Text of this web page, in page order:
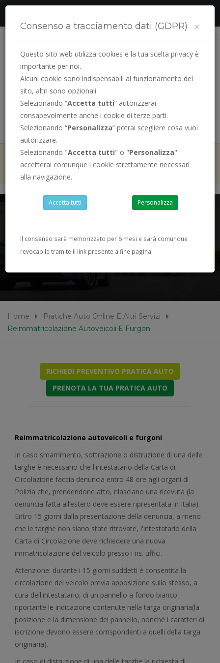
PRENOTA LA TUA
PRATICA AUTO
ad Agosto siamo sempre aperti
esclusione del sabato
PRATICHE AUTO ONLINE E
ALTRI SERVIZI
Home
Pratiche Auto Online E Altri Servizi
Reimmatricolazione Autoveicoli E Furgoni
RICHIEDI PREVENTIVO PRATICA AUTO
PRENOTA LA TUA PRATICA AUTO
Reimmatricolazione autoveicoli e furgoni
In caso smarrimento, sottrazione o distruzione di una delle
targhe è necessario che l'intestatario della Carta di
Circolazione faccia denuncia entro 48 ore agli organi di
Polizia che, prendendone atto, rilasciano una ricevuta (la
denuncia fatta all’estero deve essere ripresentata in Italia).
Entro 15 giorni dalla presentazione della denuncia, a meno
che le targhe non siano state ritrovate, l'intestatario della
Carta di Circolazione deve richiedere una nuova
immatricolazione del veicolo presso i ns. uffici.
Attenzione: durante i 15 giorni suddetti è consentita la
circolazione del veicolo previa apposizione sullo stesso, a
cura dell'intestatario, di un pannello a fondo bianco
riportante le indicazione contenute nella targa originaria(la
posizione e la dimensione del pannello, nonché i caratteri di
iscrizione devono essere corrispondenti a quelli della targa
originaria).
Consenso a tracciamento dati (GDPR) ×
Questo sito web utilizza cookies e la tua scelta privacy è
importante per noi.
Alcuni cookie sono indispensabili al funzionamento del
sito, altri sono opzionali.
Selezionando “Accetta tutti” autorizzerai
consapevolmente anche i cookie di terze parti.
Selezionando “Personalizza” potrai scegliere cosa vuoi
autorizzare.
Selezionando "Accetta tutti" o "Personalizza"
accetterai comunque i cookie strettamente necessari
alla navigazione.
Accetta tutti Personalizza
Il consenso sarà memorizzato per 6 mesi e sarà comunque
revocabile tramite il link presente a fine pagina.